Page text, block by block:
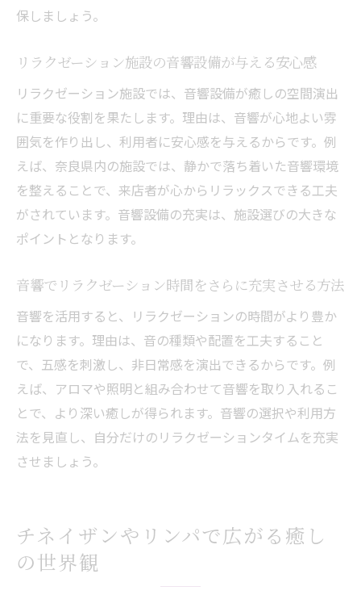
保しましょう。
リラクゼーション施設の音響設備が与える安心感
リラクゼーション施設では、音響設備が癒しの空間演出
に重要な役割を果たします。理由は、音響が心地よい雰
囲気を作り出し、利用者に安心感を与えるからです。例
えば、奈良県内の施設では、静かで落ち着いた音響環境
を整えることで、来店者が心からリラックスできる工夫
がされています。音響設備の充実は、施設選びの大きな
ポイントとなります。
音響でリラクゼーション時間をさらに充実させる方法
音響を活用すると、リラクゼーションの時間がより豊か
になります。理由は、音の種類や配置を工夫すること
で、五感を刺激し、非日常感を演出できるからです。例
えば、アロマや照明と組み合わせて音響を取り入れるこ
とで、より深い癒しが得られます。音響の選択や利用方
法を見直し、自分だけのリラクゼーションタイムを充実
させましょう。
チネイザンやリンパで広がる癒し
の世界観